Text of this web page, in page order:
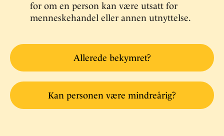
for om en person kan være utsatt for
menneskehandel eller annen utnyttelse.
Allerede bekymret?
Kan personen være mindreårig?